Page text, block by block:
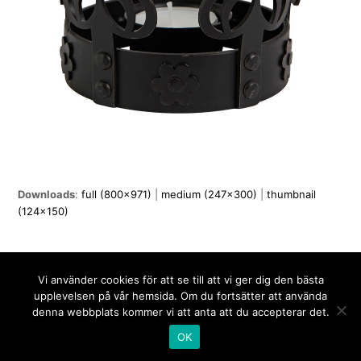
Downloads:full (800x971) medium (247x300) |thumbnail
(124x150)
Äppelbo Design, Ovanheden 1, 786 94 Äppelbo •
info@appelbodesign.se• 070-883 97 40
Vi använder cookies för att se till att vi ger dig den bästa
upplevelsen på vår hemsida. Om du fortsätter att använda
denna webbplats kommer vi att anta att du accepterar det.
OK